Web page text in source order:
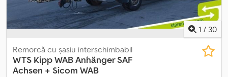
1 / 30
Remorcă cu șasiu interschimbabil
WTS Kipp WAB Anhänger SAF
Achsen + Sicom WAB